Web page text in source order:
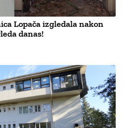
Lopača izgledala nakon
danas!